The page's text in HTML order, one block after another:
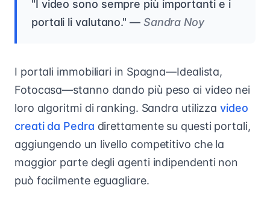
"I video sono sempre più importanti e i
portali li valutano." — Sandra Noy
I portali immobiliari in Spagna—Idealista,
Fotocasa—stanno dando più peso ai video nei
loro algoritmi di ranking. Sandra utilizzavideo
creati da Pedra direttamente su questi portali,
aggiungendo un livello competitivo che la
maggior parte degli agenti indipendenti non
può facilmente eguagliare.